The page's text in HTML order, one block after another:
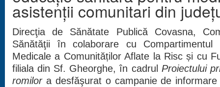
asistenții comunitari din
Direcţia de Sănătate Publică Covasna,
Sănătăţii în colaborare cu
Medicale a Comunităților Aflate la Risc și cu
filiala din Sf. Gheorghe, în cadrul Proiectului
romilora desfăşurat o campanie de